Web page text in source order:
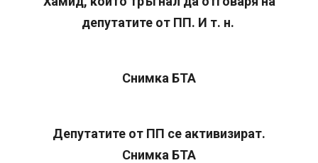
депутатите от ПП. И т. н.
Снимка БТА
Депутатите от ПП се активизират.
Снимка БТА